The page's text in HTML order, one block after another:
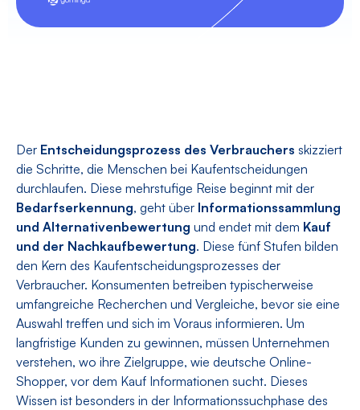
Der Entscheidungsprozess des Verbrauchers skizziert
die Schritte, die Menschen bei Kaufentscheidungen
durchlaufen. Diese mehrstufige Reise beginnt mit der
Bedarfserkennung, geht über Informationssammlung
und Alternativenbewertung und endet mit dem Kauf
und der Nachkaufbewertung. Diese fünf Stufen bilden
den Kern des Kaufentscheidungsprozesses der
Verbraucher. Konsumenten betreiben typischerweise
umfangreiche Recherchen und Vergleiche, bevor sie eine
Auswahl treffen und sich im Voraus informieren. Um
langfristige Kunden zu gewinnen, müssen Unternehmen
verstehen, wo ihre Zielgruppe, wie deutsche Online-
Shopper, vor dem Kauf Informationen sucht. Dieses
Wissen ist besonders in der Informationssuchphase des